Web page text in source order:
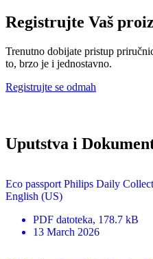
Registrujte Vaš
Trenutno dobijate pristup
to, brzo je i jednostavno.
Registrujte se odmah
Uputstva i
Eco passport Philips Daily
English (US)
PDF datoteka, 178.7 kB
13 March 2026